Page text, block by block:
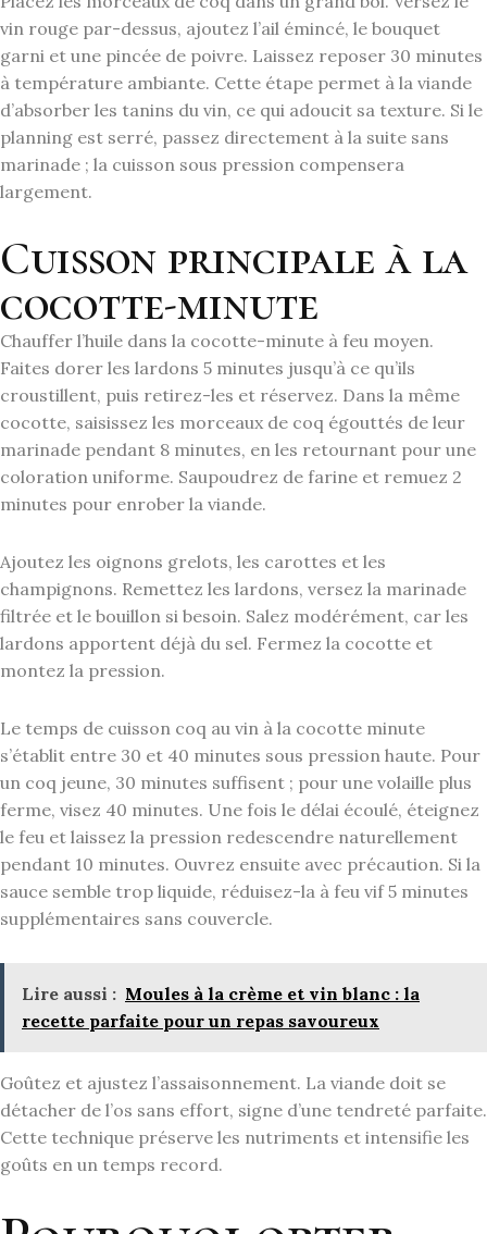
vin rouge par-dessus, ajoutez l’ail émincé, le bouquet
garni et une pincée de poivre. Laissez reposer 30 minutes
à température ambiante. Cette étape permet à la viande
d’absorber les tanins du vin, ce qui adoucit sa texture. Si le
planning est serré, passez directement à la suite sans
marinade ; la cuisson sous pression compensera
largement.
Cuisson principale à la
cocotte-minute
Chauffer l’huile dans la cocotte-minute à feu moyen.
Faites dorer les lardons 5 minutes jusqu’à ce qu’ils
croustillent, puis retirez-les et réservez. Dans la même
cocotte, saisissez les morceaux de coq égouttés de leur
marinade pendant 8 minutes, en les retournant pour une
coloration uniforme. Saupoudrez de farine et remuez 2
minutes pour enrober la viande.
Ajoutez les oignons grelots, les carottes et les
champignons. Remettez les lardons, versez la marinade
filtrée et le bouillon si besoin. Salez modérément, car les
lardons apportent déjà du sel. Fermez la cocotte et
montez la pression.
Le temps de cuisson coq au vin à la cocotte minute
s’établit entre 30 et 40 minutes sous pression haute. Pour
un coq jeune, 30 minutes suffisent ; pour une volaille plus
ferme, visez 40 minutes. Une fois le délai écoulé, éteignez
le feu et laissez la pression redescendre naturellement
pendant 10 minutes. Ouvrez ensuite avec précaution. Si la
sauce semble trop liquide, réduisez-la à feu vif 5 minutes
supplémentaires sans couvercle.
Lire aussi : Moules à la crème et vin blanc : la
recette parfaite pour un repas savoureux
Goûtez et ajustez l’assaisonnement. La viande doit se
détacher de l’os sans effort, signe d’une tendreté parfaite.
Cette technique préserve les nutriments et intensifie les
goûts en un temps record.